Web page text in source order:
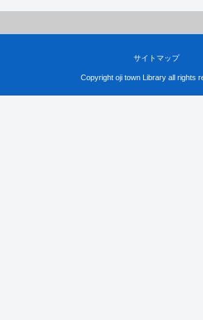
サイトマップ
Copyright oji town Library all rights